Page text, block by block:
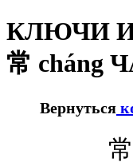
КЛЮЧИ
常 cháng
Вернуться
常